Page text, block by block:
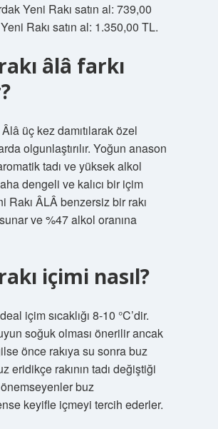
Yeni Rakı satın al: 739,00
Rakı satın al: 1.350,00 TL.
âlâ farkı
üç kez damıtılarak özel
olgunlaştırılır. Yoğun anason
tadı ve yüksek alkol
dengeli ve kalıcı bir içim
Rakı ÂLÂ benzersiz bir rakı
ve %47 alkol oranına
içimi nasıl?
içim sıcaklığı 8-10 °C’dir.
soğuk olması önerilir ancak
önce rakıya su sonra buz
eridikçe rakının tadı değiştiği
önemseyenler buz
keyifle içmeyi tercih ederler.